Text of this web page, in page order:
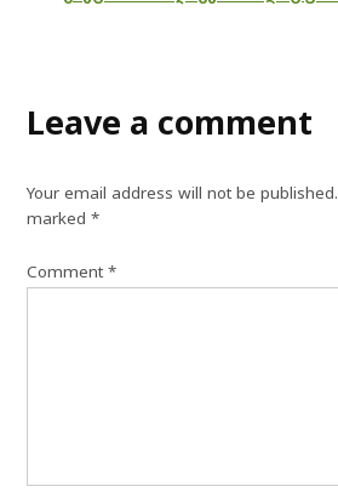
Leave a comment
Your email address will not be published.
marked*
Comment*